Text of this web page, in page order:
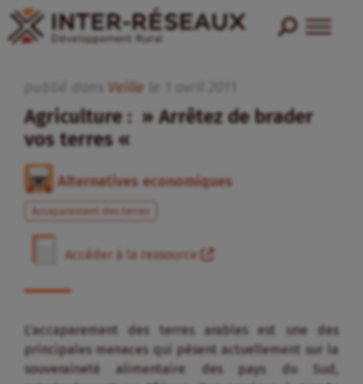
Veille
Agriculture : » Arrêtez de brader
vos terres «
Alternatives economiques
Accaparement des terres
Accéder à la ressource
L’accaparement des terres arables est une des
principales menaces qui pèsent actuellement sur la
souveraineté alimentaire des pays du Sud,